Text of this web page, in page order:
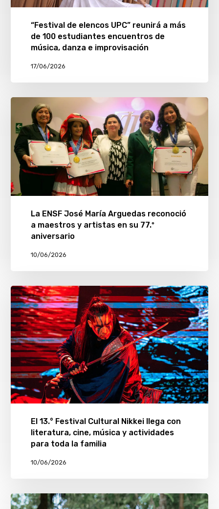
“Festival de elencos UPC” reunirá a más
de 100 estudiantes encuentros de
música, danza e improvisación
17/06/2026
La ENSF José María Arguedas reconoció
a maestros y artistas en su 77.º
aniversario
10/06/2026
El 13.° Festival Cultural Nikkei llega con
literatura, cine, música y actividades
para toda la familia
10/06/2026